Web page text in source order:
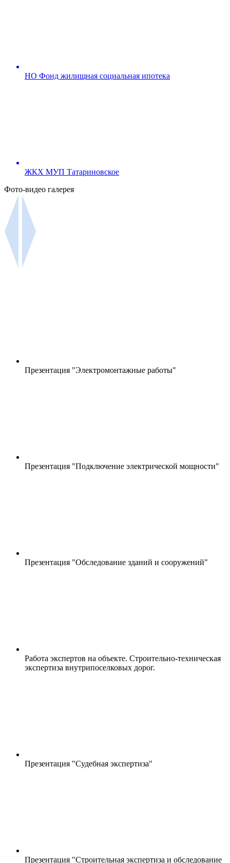
НО Фонд жилищная социальная ипотека
ЖКХ МУП Татариновское
Фото-видео галерея
Презентация "Электромонтажные работы"
Презентация "Подключение электрической мощности"
Презентация "Обследование зданий и сооружений"
Работа экспертов на объекте. Строительно-техническая
экспертиза внутрипоселковых дорог.
Презентация "Судебная экспертиза"
Презентация "Строительная экспертиза и обследование